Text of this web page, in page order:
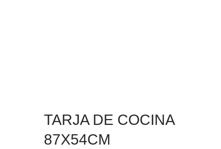
TARJA DE COCINA
87X54CM